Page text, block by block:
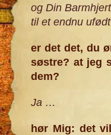
og Din
til et endnu
er det det, du
søstre? at jeg
dem?
Ja …
hør Mig: det